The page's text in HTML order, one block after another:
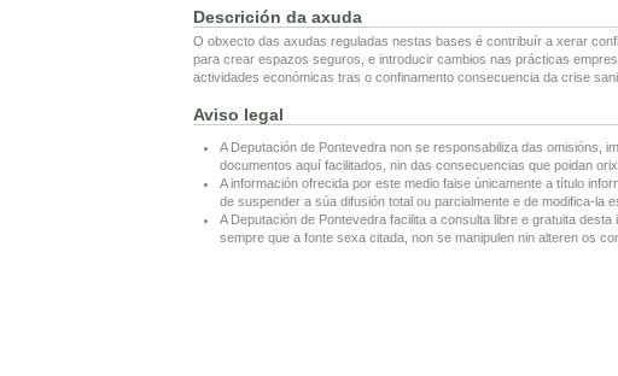
Descrición da axuda
O obxecto das axudas reguladas nestas bases é contribuír a xerar
para crear espazos seguros, e introducir cambios nas prácticas
actividades económicas tras o confinamento consecuencia da crise
Aviso legal
A Deputación de Pontevedra non se responsabiliza das omisións,
documentos aquí facilitados, nin das consecuencias que poidan
A información ofrecida por este medio faise únicamente a título
de suspender a súa difusión total ou parcialmente e de modifica-la
A Deputación de Pontevedra facilita a consulta libre e gratuita
sempre que a fonte sexa citada, non se manipulen nin alteren os